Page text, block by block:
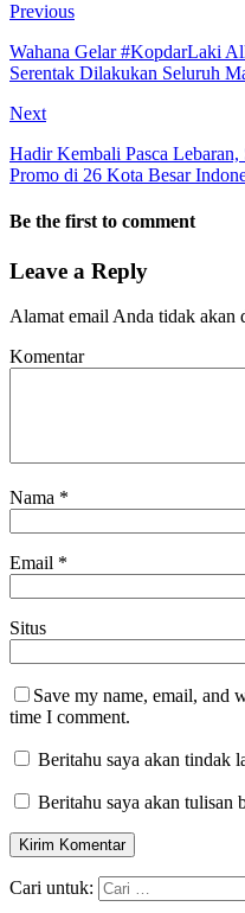
Previous
Wahana Gelar #KopdarLaki
Serentak Dilakukan Seluruh
Next
Hadir Kembali Pasca
Promo di 26 Kota Besar
Be the first to comment
Leave a Reply
Alamat email Anda tidak akan
Komentar
Nama *
Email *
Situs
Save my name, email, and
time I comment.
Beritahu saya akan tindak
Beritahu saya akan tulisan
Cari untuk: